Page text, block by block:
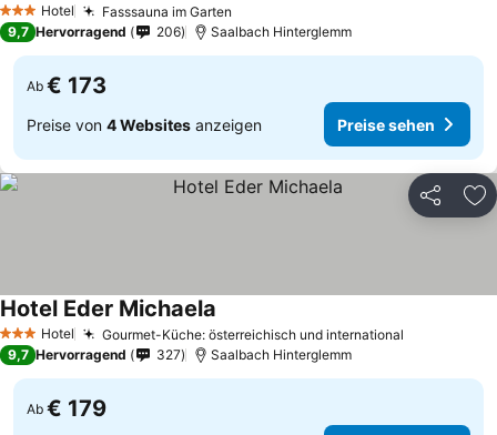
3 SterneHotel Fasssauna im Garten
9,7 Hervorragend 206 Saalbach Hinterglemm
Ab € 173
Preise von 4 Websites anzeigen Preise sehen
Teilen
3 SterneHotel Gourmet-Küche: österreichisch und international
Hotel Eder Michaela
9,7 Hervorragend 327 Saalbach Hinterglemm
Ab € 179